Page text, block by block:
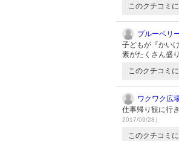
このクチコミに
ブルーベリ
子どもが『かい
素がたくさん盛
このクチコミに
ワクワク広
仕事帰り観に行
2017/09/28）
このクチコミに